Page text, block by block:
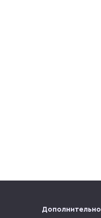
Дополнительно